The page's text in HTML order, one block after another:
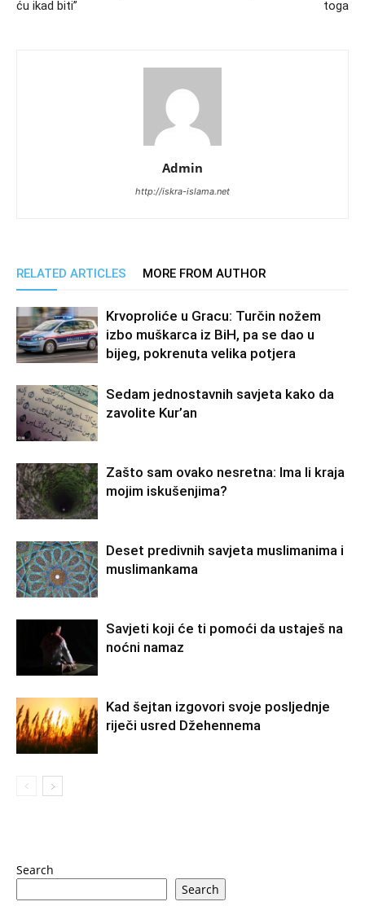
ću ikad biti”
toga
Admin
http://iskra-islama.net
RELATED ARTICLES MORE FROM AUTHOR
Krvoproliće u Gracu: Turčin nožem
izbo muškarca iz BiH, pa se dao u
bijeg, pokrenuta velika potjera
Sedam jednostavnih savjeta kako da
zavolite Kur’an
Zašto sam ovako nesretna: Ima li kraja
mojim iskušenjima?
Deset predivnih savjeta muslimanima i
muslimankama
Savjeti koji će ti pomoći da ustaješ na
noćni namaz
Kad šejtan izgovori svoje posljednje
riječi usred Džehennema
Search
Search